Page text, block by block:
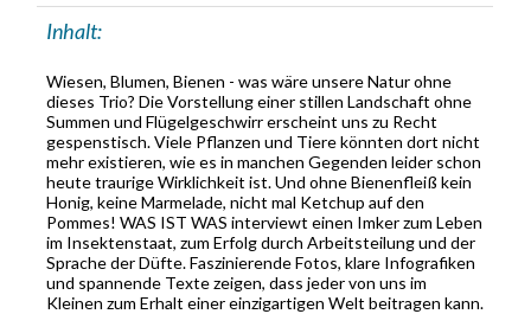
Inhalt:
Wiesen, Blumen, Bienen - was wäre unsere Natur ohne
dieses Trio? Die Vorstellung einer stillen Landschaft ohne
Summen und Flügelgeschwirr erscheint uns zu Recht
gespenstisch. Viele Pflanzen und Tiere könnten dort nicht
mehr existieren, wie es in manchen Gegenden leider schon
heute traurige Wirklichkeit ist. Und ohne Bienenfleiß kein
Honig, keine Marmelade, nicht mal Ketchup auf den
Pommes! WAS IST WAS interviewt einen Imker zum Leben
im Insektenstaat, zum Erfolg durch Arbeitsteilung und der
Sprache der Düfte. Faszinierende Fotos, klare Infografiken
und spannende Texte zeigen, dass jeder von uns im
Kleinen zum Erhalt einer einzigartigen Welt beitragen kann.